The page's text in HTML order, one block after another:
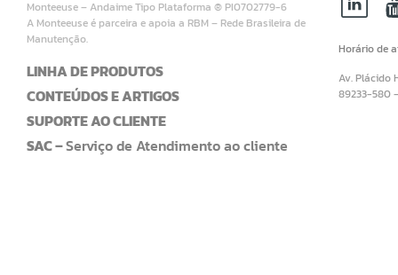
Monteeuse – Andaime Tipo Plataforma ® PI0702779-6
A Monteeuse é parceira e apoia a RBM – Rede Brasileira de
Manutenção.
LINHA DE PRODUTOS
CONTEÚDOS E ARTIGOS
SUPORTE AO CLIENTE
SAC –Serviço de Atendimento ao cliente
Horário de
Av. Plácido
89233-580